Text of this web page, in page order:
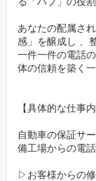
あなたの経験を長
あなたの配属さ
感」を醸成し 、
一件一件の電話
体の信頼を築く
【具体的な仕事内
自動車の保証サ
備工場からの電
▷お客様からの